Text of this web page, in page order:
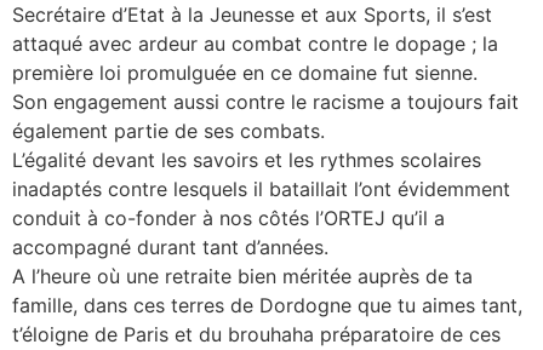
Secrétaire d’Etat à la Jeunesse et aux Sports, il s’est
attaqué avec ardeur au combat contre le dopage ; la
première loi promulguée en ce domaine fut sienne.
Son engagement aussi contre le racisme a toujours fait
également partie de ses combats.
L’égalité devant les savoirs et les rythmes scolaires
inadaptés contre lesquels il bataillait l’ont évidemment
conduit à co-fonder à nos côtés l’ORTEJ qu’il a
accompagné durant tant d’années.
A l’heure où une retraite bien méritée auprès de ta
famille, dans ces terres de Dordogne que tu aimes tant,
t’éloigne de Paris et du brouhaha préparatoire de ces